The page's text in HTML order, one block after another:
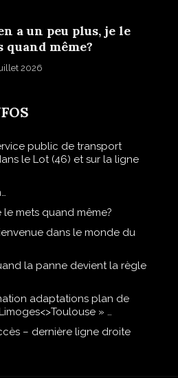
a un peu plus, je le
quand même?
2026
public de transport
le Lot (46) et sur la ligne
le mets quand même?
dans le monde du
la panne devient la règle
adaptations plan de
» …
– dernière ligne droite